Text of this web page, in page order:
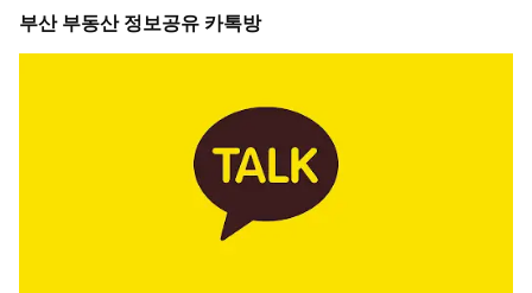
부산 부동산 정보공유 카톡방